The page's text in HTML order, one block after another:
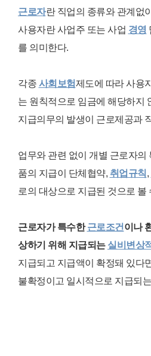
근로자란 직업의 종류와 관계없
사용자란 사업주 또는 사업 경영
를 의미한다.
각종 사회보험제도에 따라 사용
는 원칙적으로 임금에 해당하지
지급의무의 발생이 근로제공과
업무와 관련 없이 개별 근로자
품의 지급이 단체협약, 취업규칙 ,
로의 대상으로 지급된 것으로 볼
근로자가 특수한근로조건 이나
상하기 위 해 지급되는 실비변상
지급되고 지급액이 확정돼 있다
불확정이고 일시적으로 지급되